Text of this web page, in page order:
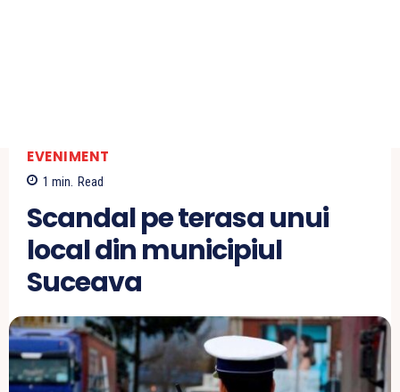
EVENIMENT
1 min. Read
Scandal pe terasa unui
local din municipiul
Suceava